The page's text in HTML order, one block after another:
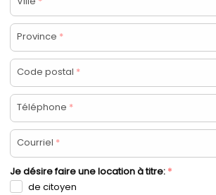
Province *
Code postal *
Téléphone *
Courriel *
Je désire faire une location à titre: *
de citoyen